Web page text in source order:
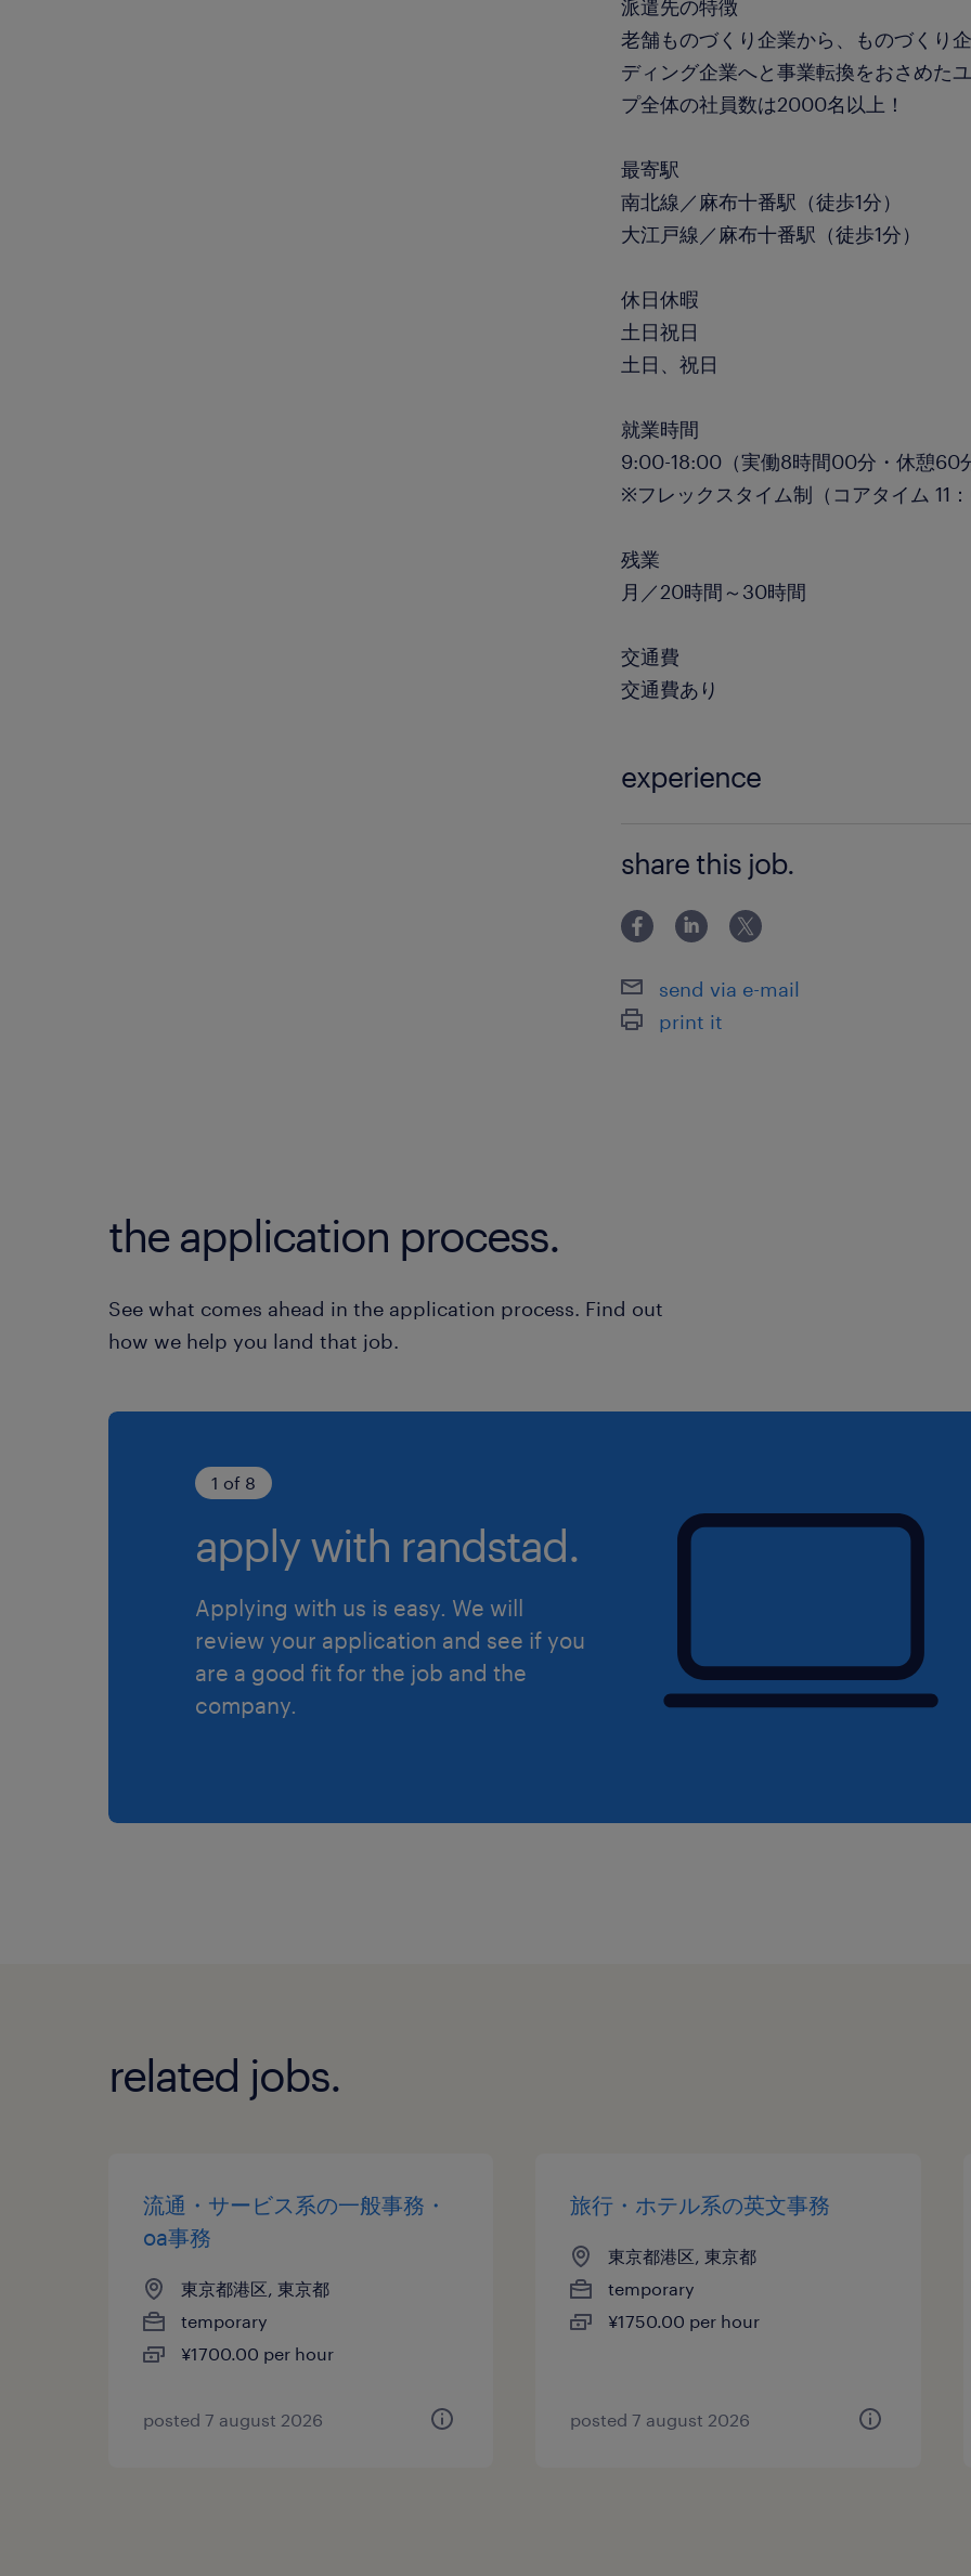
派遣先の特徴
老舗ものづくり企業から、ものづくり
ディング企業へと事業転換をおさめた
プ全体の社員数は2000名以上！
最寄駅
南北線／麻布十番駅（徒歩1分）
大江戸線／麻布十番駅（徒歩1分）
休日休暇
土日祝日
土日、祝日
就業時間
9:00-18:00（実働8時間00分・休憩60
※フレックスタイム制（コアタイム 11
残業
月／20時間～30時間
交通費
交通費あり
experience
ル～） ・GoogleWorkspaceを使用した
話レベルの英語力（英語によるメール
等が可能であれば可）
share this job.
send via e-mail
print it
the application process.
See what comes ahead in the application process. Find out
how we help you land that job.
1 of 8
apply with randstad.
Applying with us is easy. We will
review your application and see if you
are a good fit for the job and the
company.
related jobs.
流通・サービス系の一般事務・
oa事務
東京都港区, 東京都
temporary
¥1700.00 per hour
posted 7 august 2026
旅行・ホテル系の英文事務
東京都港区, 東京都
temporary
¥1750.00 per hour
posted 7 august 2026